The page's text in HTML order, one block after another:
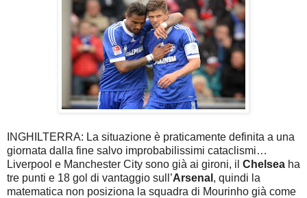
INGHILTERRA: La situazione è praticamente definita a una
giornata dalla fine salvo improbabilissimi cataclismi…
Liverpool e Manchester City sono già ai gironi, il Chelsea ha
tre punti e 18 gol di vantaggio sull’Arsenal , quindi la
matematica non posiziona la squadra di Mourinho già come